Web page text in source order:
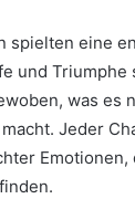
spielten eine
und Triumphe
was es
Jeder
Emotionen,